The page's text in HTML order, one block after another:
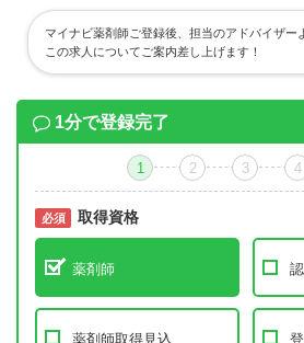
マイナビ薬剤師ご登録後、担当のアドバイザー
この求人についてご案内差し上げます！
1分で登録完了
1 2 3 4
必須 取得資格
薬剤師
薬剤師取得見込